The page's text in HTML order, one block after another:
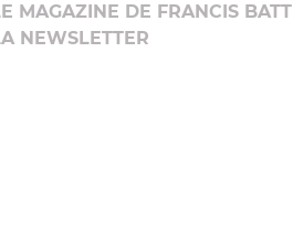
MAGAZINE DE FRANCIS BATT
NEWSLETTER